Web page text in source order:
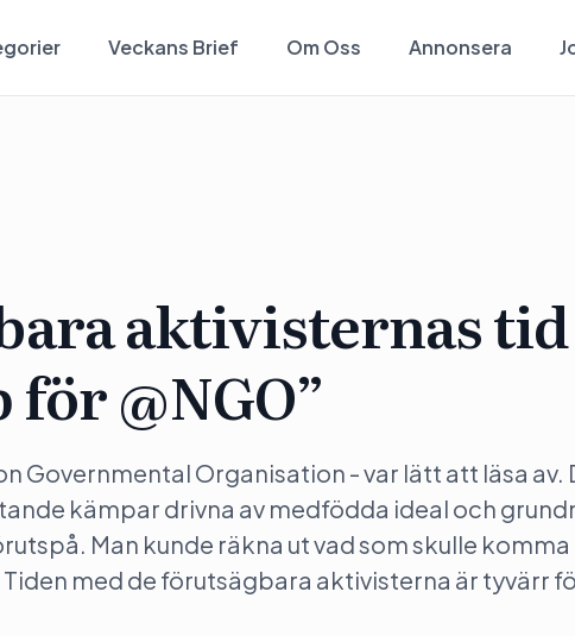
Veckans Brief Om Oss Annonsera
aktivisternas
@NGO”
Governmental Organisation - var lätt att läsa av.
kämpar drivna av medfödda ideal och
Man kunde räkna ut vad som skulle komma
med de förutsägbara aktivisterna är tyvärr